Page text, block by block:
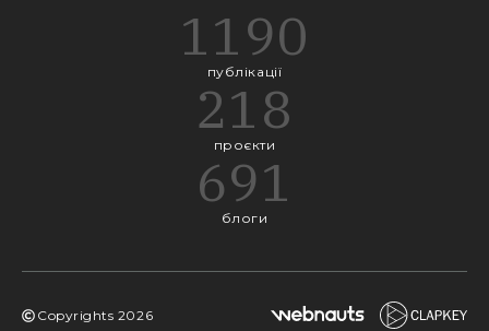
1190
публікації
218
проєкти
691
блоги
Copyrights 2026